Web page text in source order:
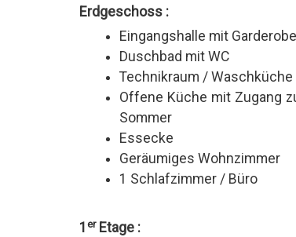
Erdgeschoss :
Eingangshalle mit
Duschbad mit WC
Technikraum / Waschküche
Offene Küche mit Zugang
Sommer
Essecke
Geräumiges Wohnzimmer
1 Schlafzimmer / Büro
1 er Etage :